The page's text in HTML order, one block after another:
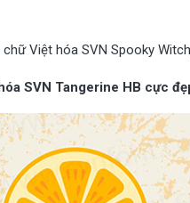
Việt hóa SVN Spooky
SVN Tangerine HB cực